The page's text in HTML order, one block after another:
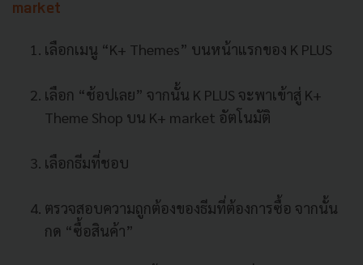
market
เลือกเมนู “K+ Themes” บนหน้าแรกของ K PLUS
เลือก “ช้อปเลย” จากนั้น K PLUS จะพาเข้าสู่ K+
Theme Shop บน K+ market อัตโนมัติ
เลือกธีมที่ชอบ
ตรวจสอบความถูกต้องของธีมที่ต้องการซื้อ จากนั้น
กด “ซื้อสินค้า”